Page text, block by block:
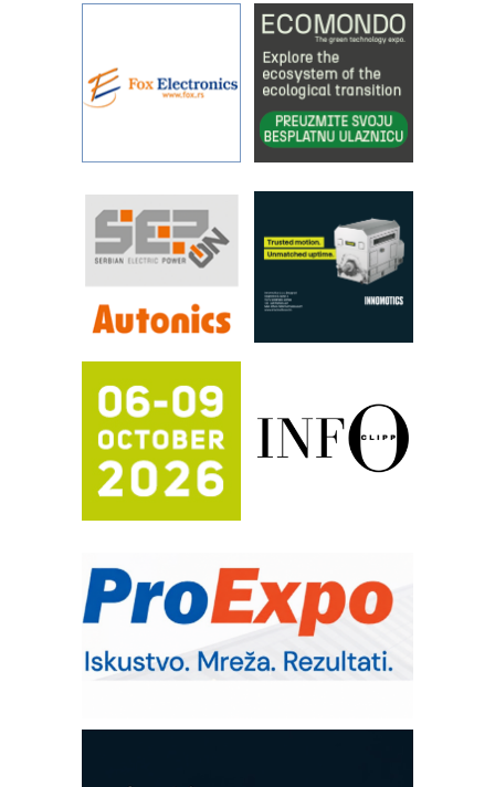
IBeRTIM - oprema za ispitivanje
kontrole kvaliteta
STAUFF – Komponente koje
povećavaju pouzdanost hidrauličkih
pouzdanost u transferu fluida
Filtration Group Industrial – Napredna
rešenja za filtraciju u hidrauličkim i
procesnim sistemima
RILINEX kompanije Rittal
FANUC: Najbolje za vašu pametnu
Efikasno upravljanje energijom
Automatizacija pakovanja · Display
(Shelf-Ready) omotnice
Potpuna efikasnost bez složenih
sistema
Trajna oznaka kao dugoročna korist
IB BLUMENAUER - više od 40 godina
poverenja u industriji
RMQ-TITAN ADVANCED INDICATOR
– Pametna signalizacija za efikasnije
upravljanje mašinama
era CNC merenja